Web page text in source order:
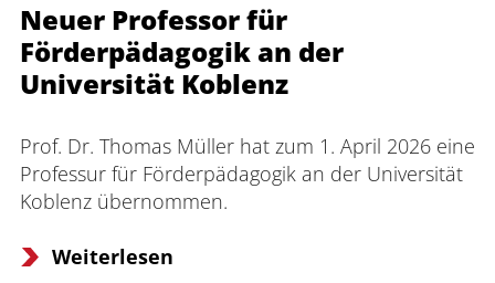
Neuer Professor für
Förderpädagogik an der
Universität Koblenz
Prof. Dr. Thomas Müller hat zum 1. April 2026 eine
Professur für Förderpädagogik an der Universität
Koblenz übernommen.
Weiterlesen